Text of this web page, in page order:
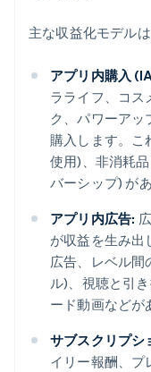
主な収益化モデル
アプリ内購入
ラライフ、コス
ク、パワーアッ
購入します。こ
使用)、非消耗
バーシップ) があ
アプリ内広告:
が収益を生み出
広告、レベル間
ル)、視聴と引
ード動画などが
サブスクリプシ
イリー報酬、プ